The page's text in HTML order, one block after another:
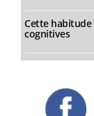
Cette
cognitives